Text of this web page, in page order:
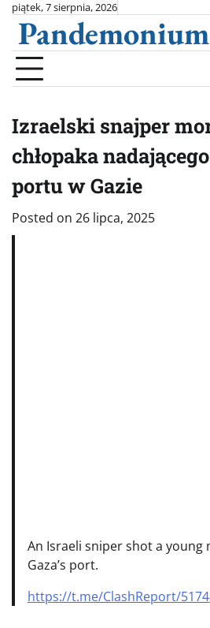
Skip
content
piątek, 7 sierpnia, 2026
Izraelski snajper
chłopaka
portu w Gazie
Posted on 26 lipca, 2025
An Israeli sniper shot a young
Gaza’s port.
https://t.me/ClashReport/